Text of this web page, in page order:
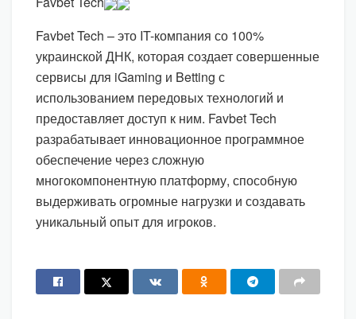
Favbet Tech – это IT-компания со 100%
украинской ДНК, которая создает совершенные
сервисы для iGaming и Betting с
использованием передовых технологий и
предоставляет доступ к ним. Favbet Tech
разрабатывает инновационное программное
обеспечение через сложную
многокомпонентную платформу, способную
выдерживать огромные нагрузки и создавать
уникальный опыт для игроков.